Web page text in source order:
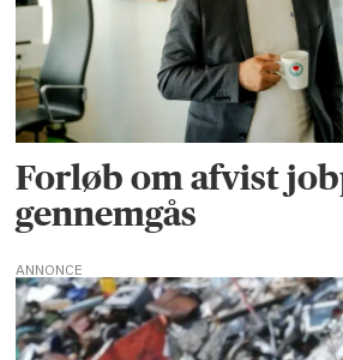
Forløb om afvist
gennemgås
ANNONCE